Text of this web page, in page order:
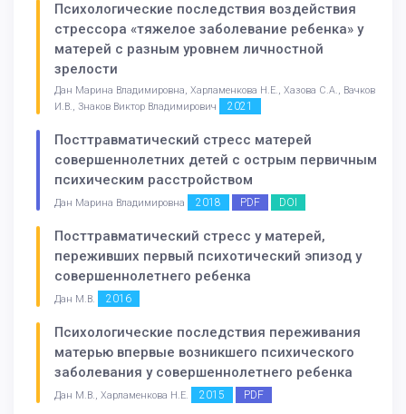
Психологические последствия воздействия
стрессора «тяжелое заболевание ребенка» у
матерей с разным уровнем личностной
зрелости
Дан Марина Владимировна, Харламенкова Н.Е., Хазова С.А., Вачков
И.В., Знаков Виктор Владимирович
2021
Посттравматический стресс матерей
совершеннолетних детей с острым первичным
психическим расстройством
Дан Марина Владимировна 2018 PDF DOI
Посттравматический стресс у матерей,
переживших первый психотический эпизод у
совершеннолетнего ребенка
Дан М.В. 2016
Психологические последствия переживания
матерью впервые возникшего психического
заболевания у совершеннолетнего ребенка
Дан М.В., Харламенкова Н.Е. 2015 PDF